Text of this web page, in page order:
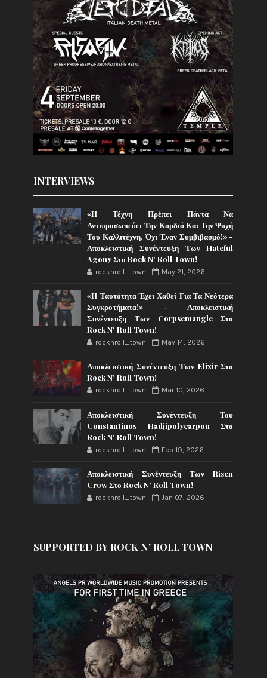
INTERVIEWS
«Η Τέχνη Πρέπει Πάντα Να
Αντιπροσωπεύει Την Καρδιά Και Την Ψυχή
Του Καλλιτέχνη, Όχι Έναν Συμβιβασμό!» -
Αποκλειστική Συνέντευξη Των Hateful
Agony Στο Rock N' Roll Town!
rocknroll_town May 21, 2026
«Η Ταυτότητα Έχει Χαθεί Για Τα Νεότερα
Συγκροτήματα!» - Αποκλειστική
Συνέντευξη Των Corpsemangle Στο
Rock N' Roll Town!
rocknroll_town May 14, 2026
Αποκλειστική Συνέντευξη Των Elixir Στο
Rock N' Roll Town!
rocknroll_town Mar 10, 2026
Αποκλειστική Συνέντευξη Του
Constantinos Hadjipolycarpou Στο
Rock N' Roll Town!
rocknroll_town Feb 19, 2026
Αποκλειστική Συνέντευξη Των Risen
Crow Στο Rock N' Roll Town!
rocknroll_town Jan 07, 2026
SUPPORTED BY ROCK N' ROLL TOWN